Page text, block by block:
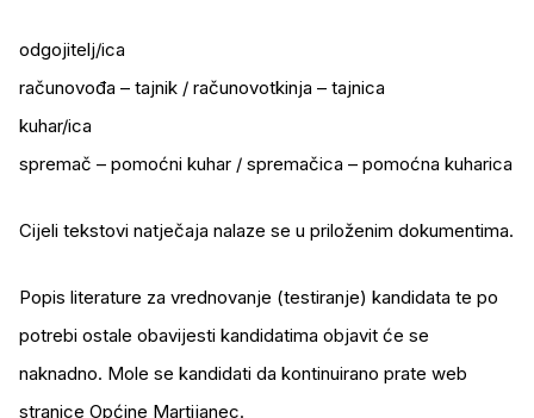
odgojitelj/ica
računovođa – tajnik / računovotkinja – tajnica
kuhar/ica
spremač – pomoćni kuhar / spremačica – pomoćna kuharica
Cijeli tekstovi natječaja nalaze se u priloženim dokumentima.
Popis literature za vrednovanje (testiranje) kandidata te po
potrebi ostale obavijesti kandidatima objavit će se
naknadno. Mole se kandidati da kontinuirano prate web
stranice Općine Martijanec.